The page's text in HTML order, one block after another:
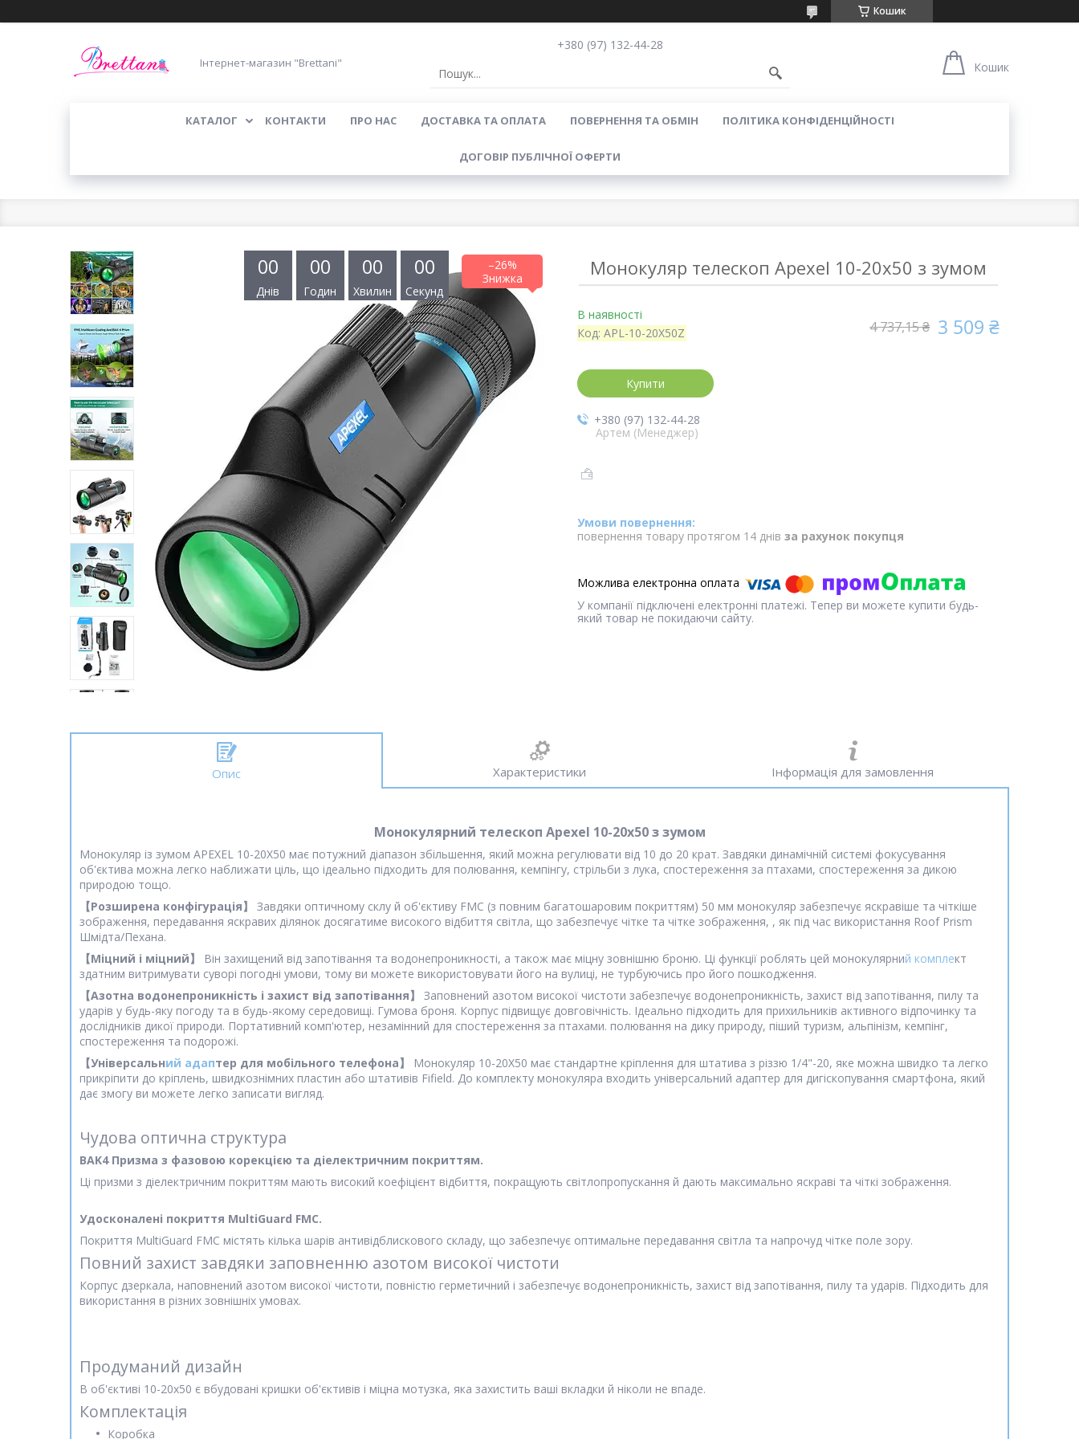
Кошик
Інтернет-магазин "Brettani"
+380 (97) 132-44-28
Кошик
КАТАЛОГ КОНТАКТИ ПРО НАС ДОСТАВКА ТА ОПЛАТА ПОВЕРНЕННЯ ТА ОБМІН ПОЛІТИКА КОНФІДЕНЦІЙНОСТІ
ДОГОВІР ПУБЛІЧНОЇ ОФЕРТИ
–26%
00
Днів
00
Годин
00
Хвилин
00
Секунд
Монокуляр телескоп Apexel 10-20x50 з зумом
В наявності
Код: APL-10-20X50Z 4 737,15 ₴ 3 509 ₴
Купити
+380 (97) 132-44-28
Артем (Менеджер)
повернення товару протягом 14 днів за рахунок покупця
У компанії підключені електронні платежі. Тепер ви можете купити будь-
який товар не покидаючи сайту.
Опис Характеристики Інформація для замовлення
Монокулярний телескоп Apexel 10-20x50 з зумом
Монокуляр із зумом APEXEL 10-20X50 має потужний діапазон збільшення, який можна регулювати від 10 до 20 крат. Завдяки динамічній системі фокусування
об'єктива можна легко наближати ціль, що ідеально підходить для полювання, кемпінгу, стрільби з лука, спостереження за птахами, спостереження за дикою
природою тощо.
【Розширена конфігурація】
Завдяки оптичному склу й об'єктиву FMC (з повним багатошаровим покриттям) 50 мм монокуляр забезпечує яскравіше та чіткіше
зображення, передавання яскравих ділянок досягатиме високого відбиття світла, що забезпечує чітке та чітке зображення, , як під час використання Roof Prism
Шмідта/Пехана.
【Міцний і міцний】
Він захищений від запотівання та водонепроникності, а також має міцну зовнішню броню. Ці функції роблять цей монокулярний комплект
здатним витримувати суворі погодні умови, тому ви можете використовувати його на вулиці, не турбуючись про його пошкодження.
【Азотна водонепроникність і захист від запотівання】
Заповнений азотом високої чистоти забезпечує водонепроникність, захист від запотівання, пилу та
ударів у будь-яку погоду та в будь-якому середовищі. Гумова броня. Корпус підвищує довговічність. Ідеально підходить для прихильників активного відпочинку та
дослідників дикої природи. Портативний комп'ютер, незамінний для спостереження за птахами. полювання на дику природу, піший туризм, альпінізм, кемпінг,
спостереження та подорожі.
【Універсальний адаптер для мобільного телефона】
Монокуляр 10-20X50 має стандартне кріплення для штатива з різзю 1/4"-20, яке можна швидко та легко
прикріпити до кріплень, швидкознімних пластин або штативів Fifield. До комплекту монокуляра входить універсальний адаптер для дигіскопування смартфона, який
дає змогу ви можете легко записати вигляд.
Чудова оптична структура
BAK4 Призма з фазовою корекцією та діелектричним покриттям.
Ці призми з діелектричним покриттям мають високий коефіцієнт відбиття, покращують світлопропускання й дають максимально яскраві та чіткі зображення.
Удосконалені покриття MultiGuard FMC.
Покриття MultiGuard FMC містять кілька шарів антивідблискового складу, що забезпечує оптимальне передавання світла та напрочуд чітке поле зору.
Повний захист завдяки заповненню азотом високої чистоти
Корпус дзеркала, наповнений азотом високої чистоти, повністю герметичний і забезпечує водонепроникність, захист від запотівання, пилу та ударів. Підходить для
використання в різних зовнішніх умовах.
Продуманий дизайн
В об'єктиві 10-20x50 є вбудовані кришки об'єктивів і міцна мотузка, яка захистить ваші вкладки й ніколи не впаде.
Комплектація
Коробка